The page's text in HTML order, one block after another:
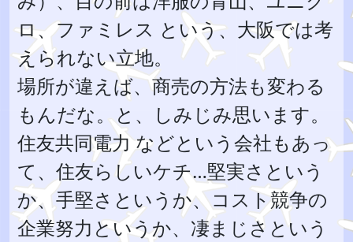
ロ、ファミレス という、大阪では考
えられない立地。
場所が違えば、商売の方法も変わる
もんだな。と、しみじみ思います。
住友共同電力 などという会社もあっ
て、住友らしいケチ…堅実さという
か、手堅さというか、コスト競争の
企業努力というか、凄まじさという